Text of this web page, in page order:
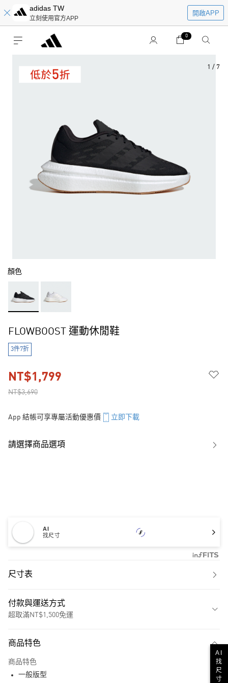
adidas TW
立刻使用官方APP
開啟APP
0
1 / 7
顏色
FLOWBOOST 運動休閒鞋
3件7折
NT$3,690
NT$1,799
App 結帳可享專屬活動優惠價 立即下載
請選擇商品選項
AI
找尺寸
尺寸表
付款與運送方式
超取滿NT$1,500免運
商品特色
商品特色
一般版型
AI
找
尺
寸